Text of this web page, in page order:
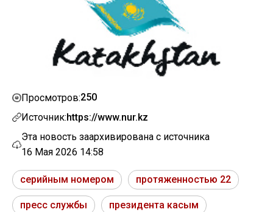
Просмотров:250
Источник:https://www.nur.kz
Эта новость заархивирована с источника
16 Мая 2026 14:58
серийным номером протяженностью 22
пресс службы президента касым